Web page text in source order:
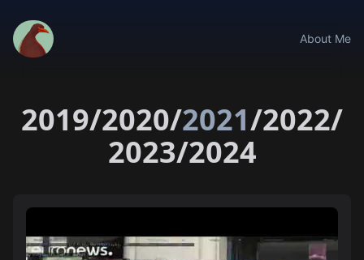
About Me
2019/2020/2021/2022/
2023/2024